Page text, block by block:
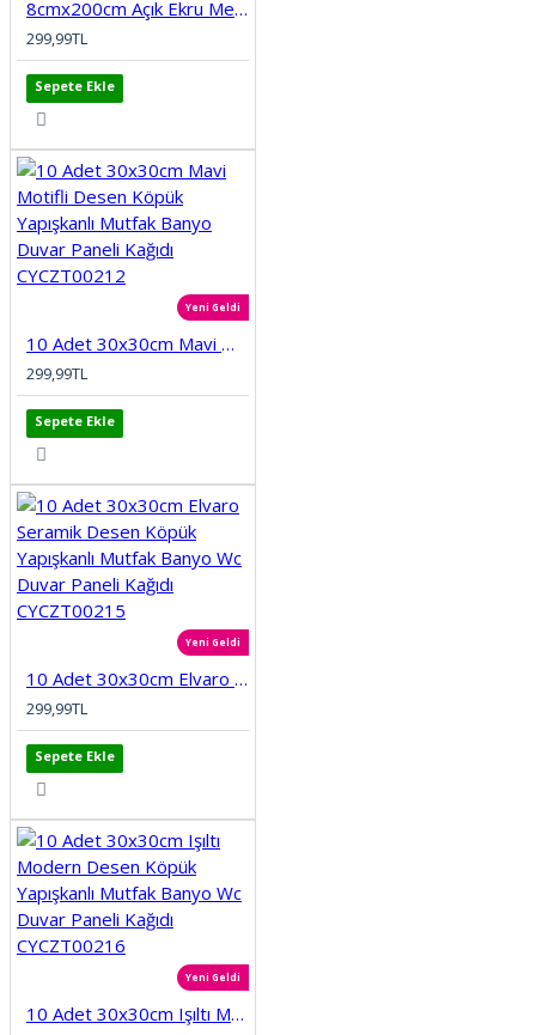
8cmx200cm Açık Ekru Meva Kendinden Yapışkanlı Kauçuk Kenar Koruma Bebek Çocuk Kenar Darbe Koruma
299,99TL
Sepete Ekle
Yeni Geldi
10 Adet 30x30cm Mavi Motifli Desen Köpük Yapışkanlı Mutfak Banyo Duvar Paneli Kağıdı CYCZT00212
299,99TL
Sepete Ekle
Yeni Geldi
10 Adet 30x30cm Elvaro Seramik Desen Köpük Yapışkanlı Mutfak Banyo Wc Duvar Paneli Kağıdı CYCZT00215
299,99TL
Sepete Ekle
Yeni Geldi
10 Adet 30x30cm Işıltı Modern Desen Köpük Yapışkanlı Mutfak Banyo Wc Duvar Paneli Kağıdı CYCZT00216